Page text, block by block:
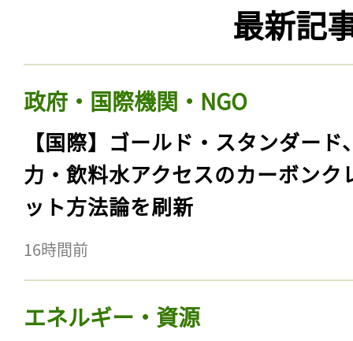
最新記
政府・国際機関・NGO
【国際】ゴールド・スタンダード
力・飲料水アクセスのカーボンク
ット方法論を刷新
16時間前
エネルギー・資源